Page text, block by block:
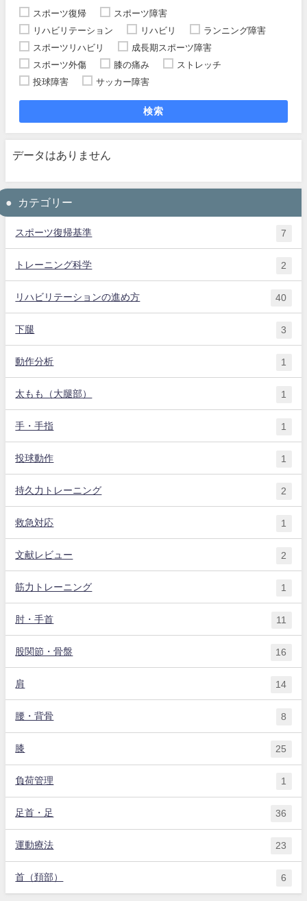
スポーツ復帰
スポーツ障害
リハビリテーション
リハビリ
ランニング障害
スポーツリハビリ
成長期スポーツ障害
スポーツ外傷
膝の痛み
ストレッチ
投球障害
サッカー障害
検索
データはありません
カテゴリー
スポーツ復帰基準 7
トレーニング科学 2
リハビリテーションの進め方 40
下腿 3
動作分析 1
太もも（大腿部） 1
手・手指 1
投球動作 1
持久力トレーニング 2
救急対応 1
文献レビュー 2
筋力トレーニング 1
肘・手首 11
股関節・骨盤 16
肩 14
腰・背骨 8
膝 25
負荷管理 1
足首・足 36
運動療法 23
首（頚部） 6